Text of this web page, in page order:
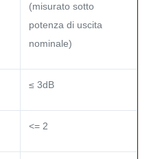
(misurato sotto
potenza di uscita
nominale)
≤ 3dB
<= 2